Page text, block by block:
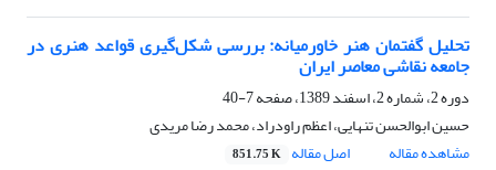
تحلیل گفتمان هنر خاورمیانه: بررسی شکل‌گیری قواعد هنری در
جامعه نقاشی معاصر ایران
دوره 2، شماره 2، اسفند 1389، صفحه
7-40
حسین ابوالحسن تنهایی، اعظم راودراد، محمد رضا مریدی
مشاهده مقاله
اصل مقاله 851.75 K